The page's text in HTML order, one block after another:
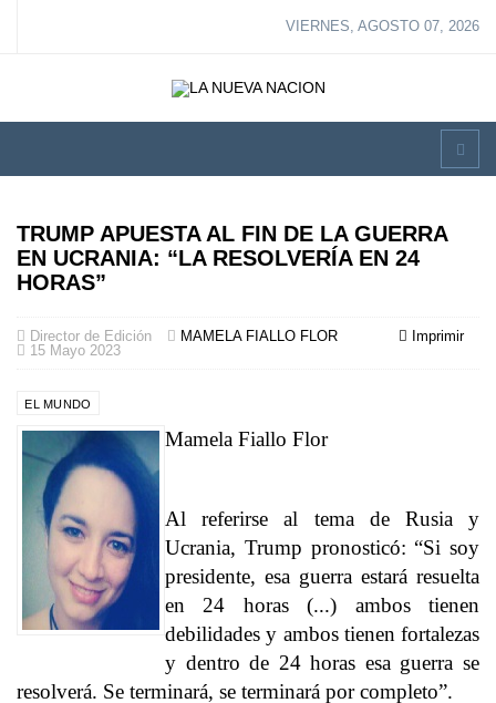
VIERNES, AGOSTO 07, 2026
TRUMP APUESTA AL FIN DE LA GUERRA
EN UCRANIA: “LA RESOLVERÍA EN 24
HORAS”
Imprimir
Director de Edición
MAMELA FIALLO FLOR
15 Mayo 2023
EL MUNDO
Mamela Fiallo Flor
Al referirse al tema de Rusia y
Ucrania, Trump pronosticó: “Si soy
presidente, esa guerra estará resuelta
en 24 horas (...) ambos tienen
debilidades y ambos tienen fortalezas
y dentro de 24 horas esa guerra se
resolverá. Se terminará, se terminará por completo”.